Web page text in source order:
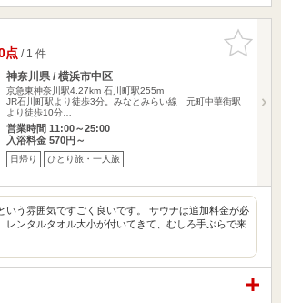
お気に入
りに追加
点/ 1 件
神奈川県 / 横浜市中区
京急東神奈川駅4.27km 石川町駅255m
JR石川町駅より徒歩3分。みなとみらい線 元町中華街駅
より徒歩10分…
営業時間 11:00～25:00
入浴料金 570円～
日帰り ひとり旅・一人旅
いう雰囲気ですごく良いです。 サウナは追加料金が必
レンタルタオル大小が付いてきて、むしろ手ぶらで来